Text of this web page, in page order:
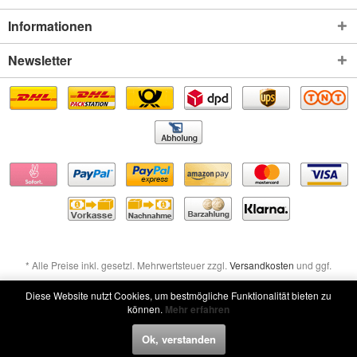
Informationen
Newsletter
* Alle Preise inkl. gesetzl. Mehrwertsteuer zzgl. Versandkosten und ggf.
Nachnahmegebühren, wenn nicht anders beschrieben
Widerruf erklären
Diese Website nutzt Cookies, um bestmögliche Funktionalität bieten zu
können. Mehr erfahren
Ok, verstanden